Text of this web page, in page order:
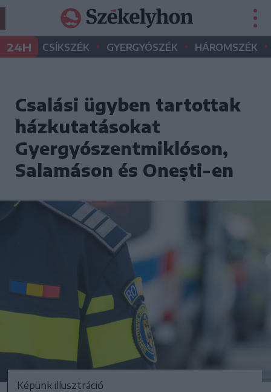
24H CSÍKSZÉK • GYERGYÓSZÉK • HÁROMSZÉK •
Csalási ügyben tartottak
házkutatásokat
Gyergyószentmiklóson,
Salamáson és Onești-en
Képünk illusztráció